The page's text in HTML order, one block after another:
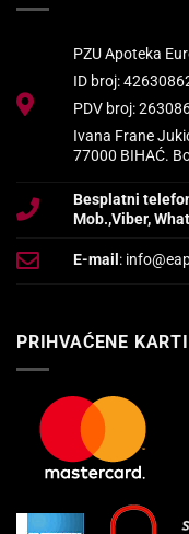
PZU Apoteka
ID broj:
PDV broj:
Ivana Frane
77000 BIHAĆ.
Besplatni
Mob.,Viber,
E-mail:
PRIHVAĆENE